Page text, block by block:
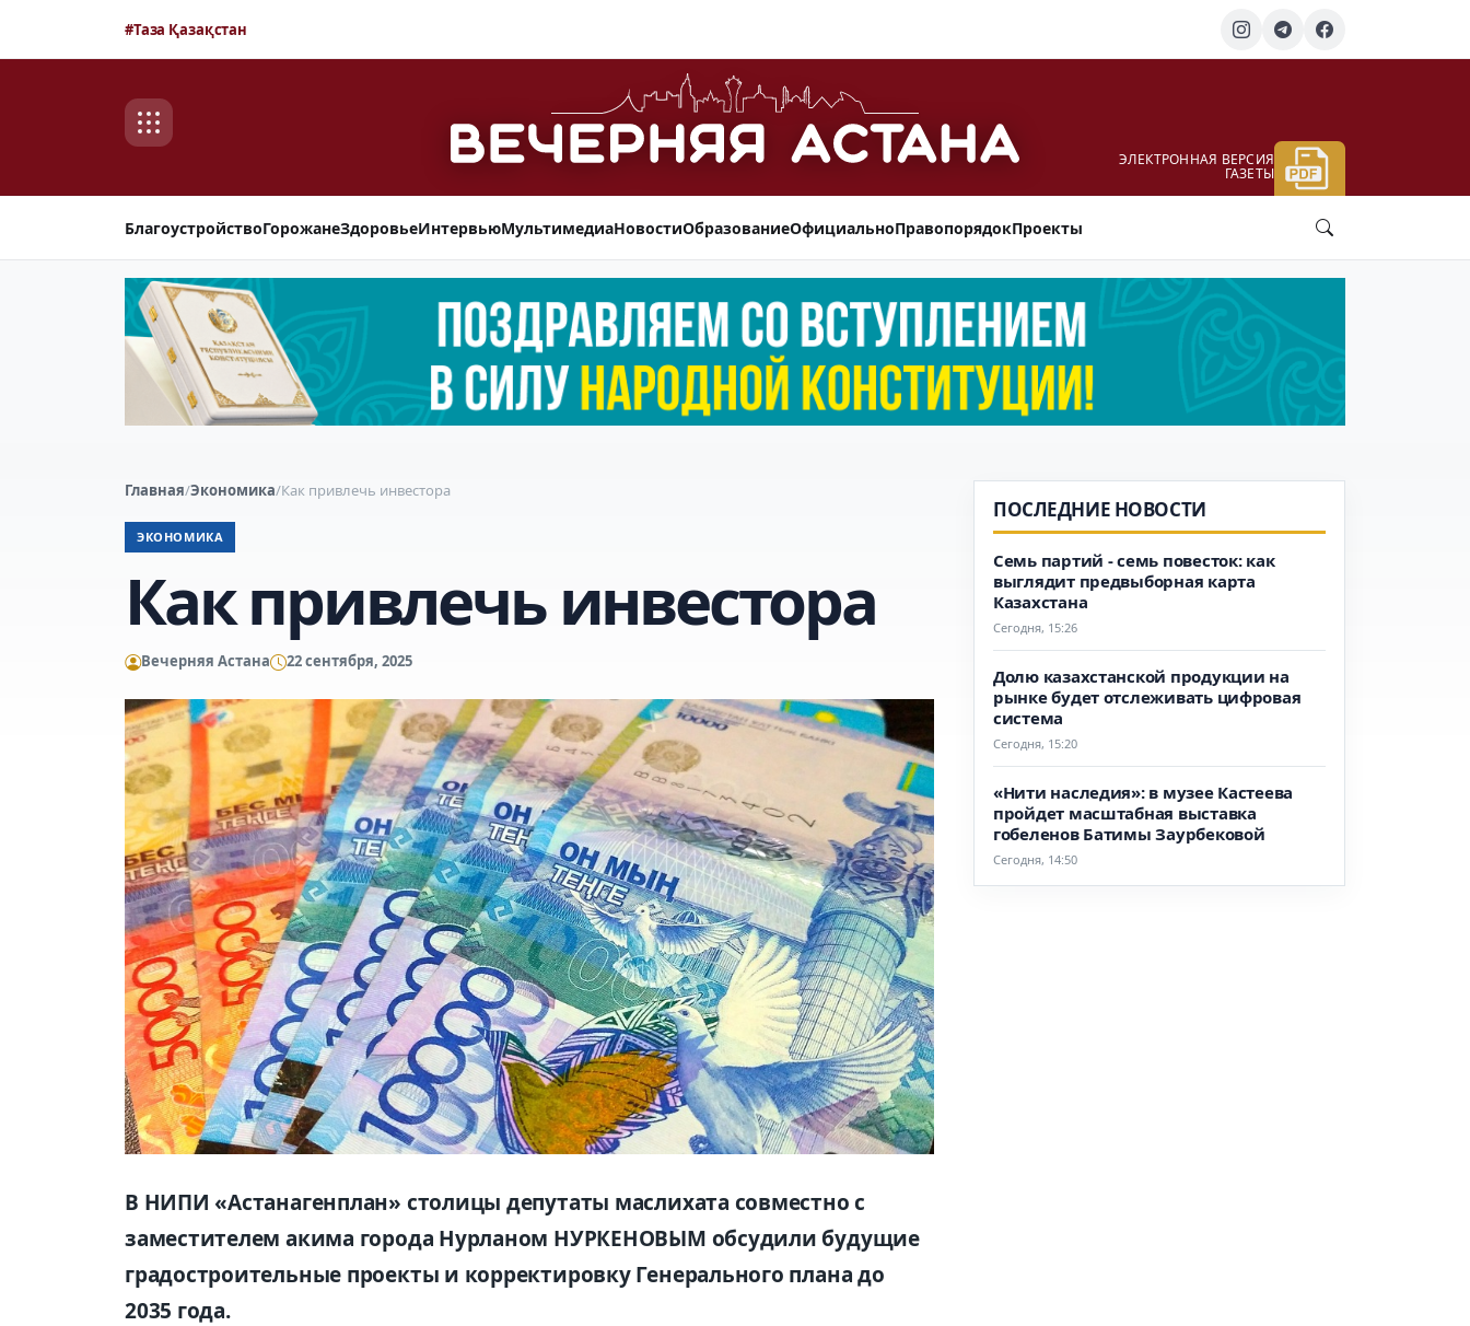
#Таза Қазақстан
ЭЛЕКТРОННАЯ ВЕРСИЯ
ГАЗЕТЫ
БлагоустройствоГорожанеЗдоровьеИнтервьюМультимедиаНовостиОбразованиеОфициальноПравопорядокПроекты
Главная/Экономика/Как привлечь инвестора
ЭКОНОМИКА
Как привлечь инвестора
Вечерняя Астана 22 сентября, 2025
В НИПИ «Астанагенплан» столицы депутаты маслихата совместно с
заместителем акима города Нурланом НУРКЕНОВЫМ обсудили будущие
градостроительные проекты и корректировку Генерального плана до
2035 года.
ПОСЛЕДНИЕ НОВОСТИ
Семь партий - семь повесток: как
выглядит предвыборная карта
Казахстана
Сегодня, 15:26
Долю казахстанской продукции на
рынке будет отслеживать цифровая
система
Сегодня, 15:20
«Нити наследия»: в музее Кастеева
пройдет масштабная выставка
гобеленов Батимы Заурбековой
Сегодня, 14:50